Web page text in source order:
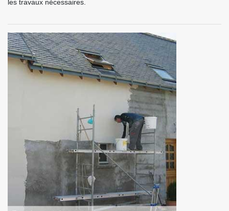
les travaux nécessaires.